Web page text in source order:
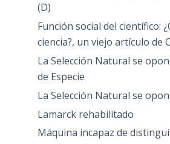
(D)
Función social del científico:
ciencia?, un viejo artículo de
La Selección Natural se
de Especie
La Selección Natural se
Lamarck rehabilitado
Máquina incapaz de